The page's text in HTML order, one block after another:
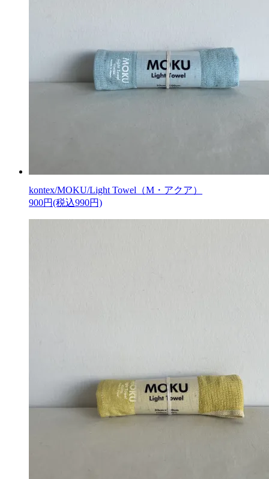
kontex/MOKU/Light Towel（M・アクア）
900円(税込990円)